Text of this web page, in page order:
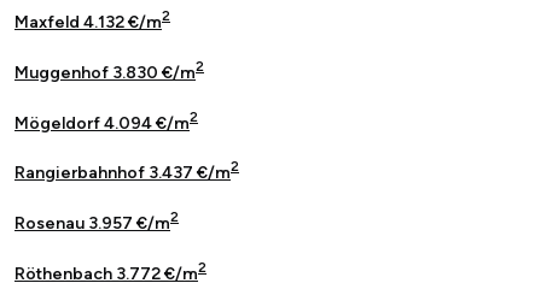
Maxfeld 4.132 €/m2
Muggenhof 3.830 €/m2
Mögeldorf 4.094 €/m2
Rangierbahnhof 3.437 €/m2
Rosenau 3.957 €/m2
Röthenbach 3.772 €/m2